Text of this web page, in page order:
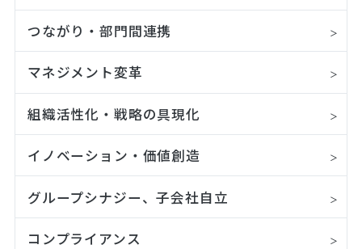
つながり・部門間連携
マネジメント変革
組織活性化・戦略の具現化
イノベーション・価値創造
グループシナジー、子会社自立
コンプライアンス